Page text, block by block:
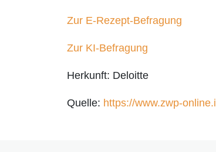
Zur E-Rezept-Befragung
Zur KI-Befragung
Herkunft: Deloitte
Quelle: https://www.zwp-